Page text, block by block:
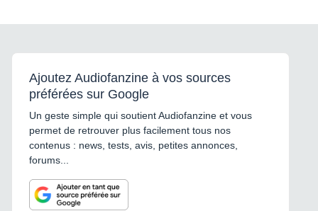
Ajoutez Audiofanzine à vos sources
préférées sur Google
Un geste simple qui soutient Audiofanzine et vous
permet de retrouver plus facilement tous nos
contenus : news, tests, avis, petites annonces,
forums...